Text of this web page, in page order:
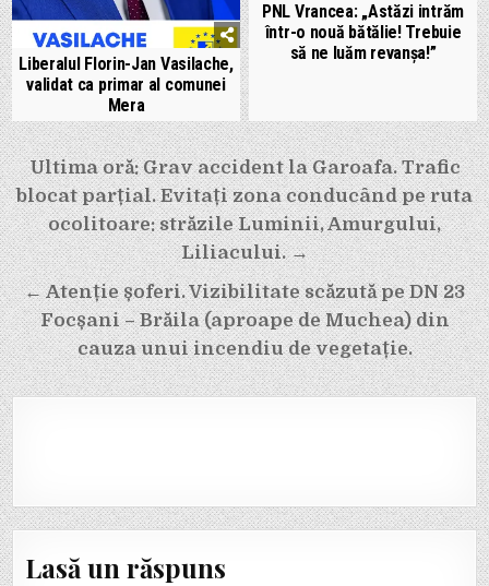
Liberalul Florin-Jan Vasilache,
validat ca primar al comunei
Mera
PNL Vrancea: „Astăzi intrăm
într-o nouă bătălie! Trebuie
să ne luăm revanșa!”
Navigare
în
articole
Ultima oră: Grav accident la Garoafa. Trafic
blocat parțial. Evitați zona conducând pe ruta
ocolitoare: străzile Luminii, Amurgului,
Liliacului. →
← Atenție șoferi. Vizibilitate scăzută pe DN 23
Focșani – Brăila (aproape de Muchea) din
cauza unui incendiu de vegetație.
Lasă un răspuns